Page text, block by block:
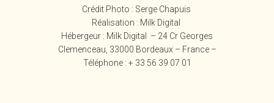
Crédit Photo : Serge Chapuis
Réalisation : Milk Digital
Hébergeur : Milk Digital – 24 Cr Georges
Clemenceau, 33000 Bordeaux – France –
Téléphone : + 33 56 39 07 01